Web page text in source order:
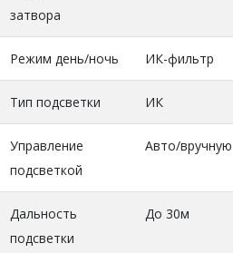
затвора
Режим день/ночь ИК-фильтр
Тип подсветки ИК
Управление
подсветкой
Авто/вручную
Дальность
подсветки
До 30м